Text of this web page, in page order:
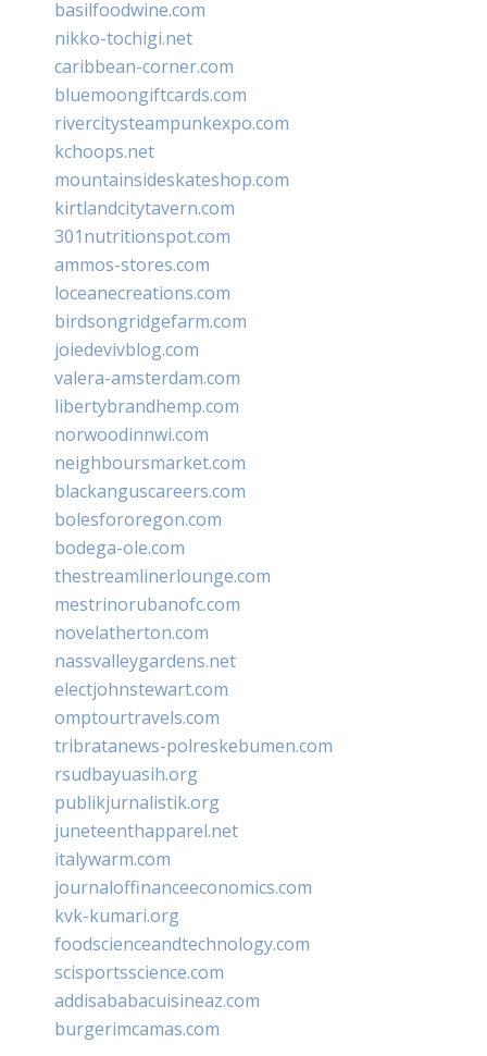
basilfoodwine.com
nikko-tochigi.net
caribbean-corner.com
bluemoongiftcards.com
rivercitysteampunkexpo.com
kchoops.net
mountainsideskateshop.com
kirtlandcitytavern.com
301nutritionspot.com
ammos-stores.com
loceanecreations.com
birdsongridgefarm.com
joiedevivblog.com
valera-amsterdam.com
libertybrandhemp.com
norwoodinnwi.com
neighboursmarket.com
blackanguscareers.com
bolesfororegon.com
bodega-ole.com
thestreamlinerlounge.com
mestrinorubanofc.com
novelatherton.com
nassvalleygardens.net
electjohnstewart.com
omptourtravels.com
tribratanews-polreskebumen.com
rsudbayuasih.org
publikjurnalistik.org
juneteenthapparel.net
italywarm.com
journaloffinanceeconomics.com
kvk-kumari.org
foodscienceandtechnology.com
scisportsscience.com
addisababacuisineaz.com
burgerimcamas.com